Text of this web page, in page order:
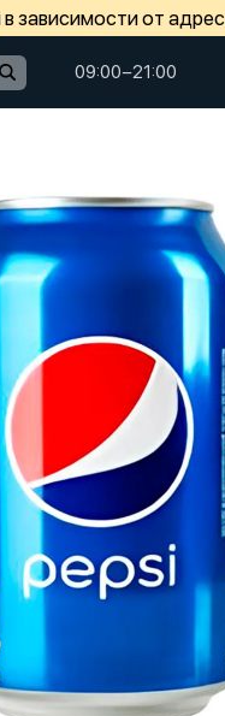
зависимости от
09:00−21:00